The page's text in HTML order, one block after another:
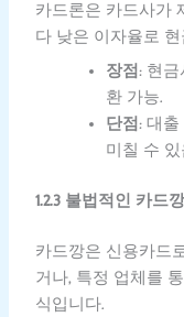
카드론은 카드사가
다 낮은 이자율로
장점: 현
환 가능.
단점: 대
미칠 수 있
1.2.3 불법적인 카드깡
카드깡은 신용카드
거나, 특정 업체를
식입니다.